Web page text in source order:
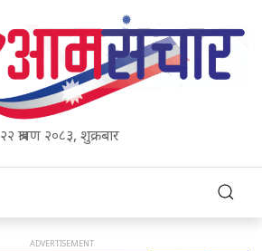
२२ श्रावण २०८३, शुक्रबार